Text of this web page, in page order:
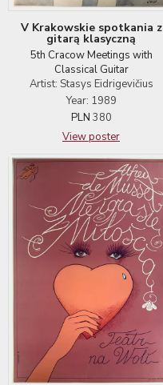
V Krakowskie spotkania z
gitarą klasyczną
5th Cracow Meetings with
Classical Guitar
Artist: Stasys Eidrigevičius
Year: 1989
PLN 380
View poster